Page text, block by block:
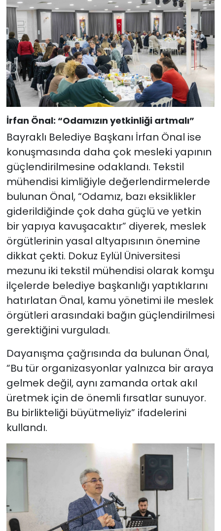
İrfan Önal: “Odamızın yetkinliği artmalı”
Bayraklı Belediye Başkanı İrfan Önal ise
konuşmasında daha çok mesleki yapının
güçlendirilmesine odaklandı. Tekstil
mühendisi kimliğiyle değerlendirmelerde
bulunan Önal, “Odamız, bazı eksiklikler
giderildiğinde çok daha güçlü ve yetkin
bir yapıya kavuşacaktır” diyerek, meslek
örgütlerinin yasal altyapısının önemine
dikkat çekti. Dokuz Eylül Üniversitesi
mezunu iki tekstil mühendisi olarak komşu
ilçelerde belediye başkanlığı yaptıklarını
hatırlatan Önal, kamu yönetimi ile meslek
örgütleri arasındaki bağın güçlendirilmesi
gerektiğini vurguladı.
Dayanışma çağrısında da bulunan Önal,
“Bu tür organizasyonlar yalnızca bir araya
gelmek değil, aynı zamanda ortak akıl
üretmek için de önemli fırsatlar sunuyor.
Bu birlikteliği büyütmeliyiz” ifadelerini
kullandı.